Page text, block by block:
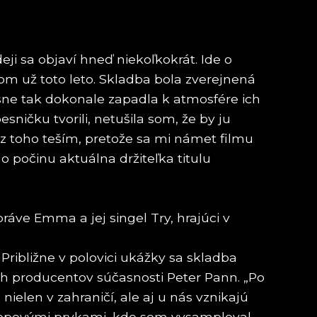
sa objaví hneď niekoľkokrát. Ide o
už toto leto. Skladba bola zverejnená
tak dokonale zapadla k atmosfére ich
tvorili, netušila som, že by ju
toho teším, pretože sa mi námet filmu
počinu aktuálna držiteľka titulu
Emma a jej singel Try, hrajúci v
v polovici ukážky sa skladba
súčasnosti Peter Pann. „Po
v zahraničí, ale aj u nás vznikajú